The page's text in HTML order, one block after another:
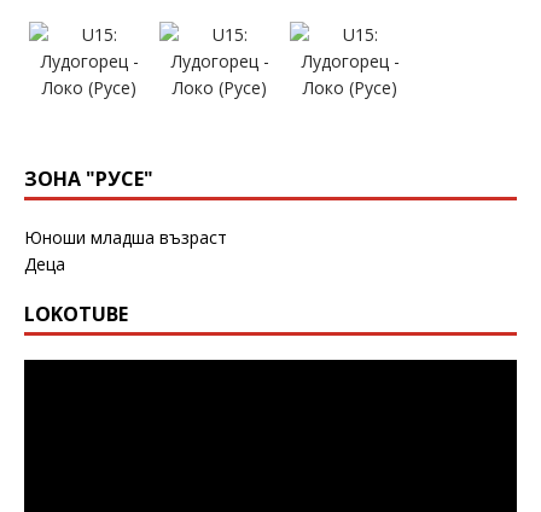
ЗОНА "РУСЕ"
Юноши младша възраст
Деца
LOKOTUBE